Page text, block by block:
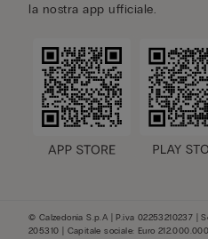
la nostra app ufficiale.
© Calzedonia S.p.A | P.iva 02253210237 |
205310 | Capitale sociale: Euro